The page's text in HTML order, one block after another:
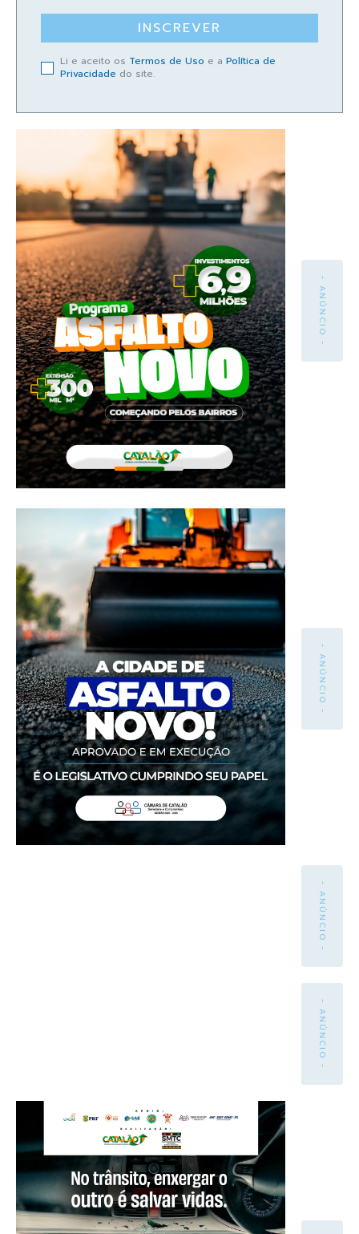
INSCREVER
Li e aceito os Termos de Uso e a Política de
Privacidade do site.
- ANÚNCIO -
- ANÚNCIO -
- ANÚNCIO -
- ANÚNCIO -